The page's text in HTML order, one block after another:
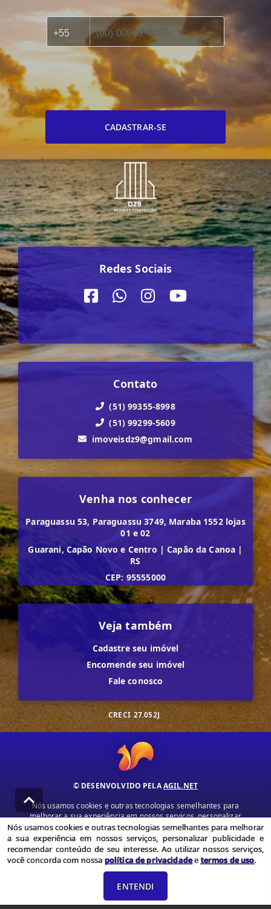
CADASTRAR-SE
Redes Sociais
Contato
(51) 99355-8998
(51) 99299-5609
imoveisdz9@gmail.com
Venha nos conhecer
Paraguassu 53, Paraguassu 3749, Maraba 1552 lojas
01 e 02
Guarani, Capão Novo e Centro | Capão da Canoa |
RS
CEP: 95555000
Veja também
Cadastre seu imóvel
Encomende seu imóvel
Fale conosco
CRECI 27.052J
© DESENVOLVIDO PELAAGIL.NET
Nós usamos cookies e outras tecnologias semelhantes para
melhorar a sua experiência em nossos serviços, personalizar
publicidade e recomendar conteúdo de seu interesse. Ao utilizar
nossos serviços, você concorda com nossa política de privacidade e
termos de uso.
Política de Privacidade Termos de uso
Nós usamos cookies e outras tecnologias semelhantes para melhorar
a sua experiência em nossos serviços, personalizar publicidade e
recomendar conteúdo de seu interesse. Ao utilizar nossos serviços,
você concorda com nossa política de privacidadeetermos de uso.
ENTENDI